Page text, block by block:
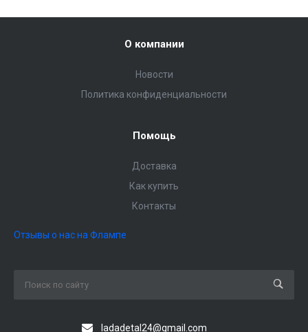
О компании
Новости
Политика конфиденциальности
Помощь
Доставка
Как купить
Контакты
Отзывы о нас на Флампе
ladadetal24@gmail.com